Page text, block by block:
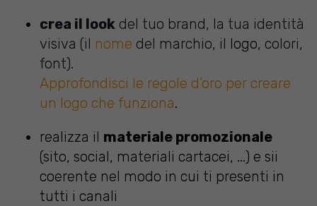
crea il look del tuo brand, la tua identità
visiva (il nome del marchio, il logo, colori,
font).
Approfondisci le regole d'oro per creare
un logo che funziona.
realizza il materiale promozionale
(sito, social, materiali cartacei, ...) e sii
coerente nel modo in cui ti presenti in
tutti i canali